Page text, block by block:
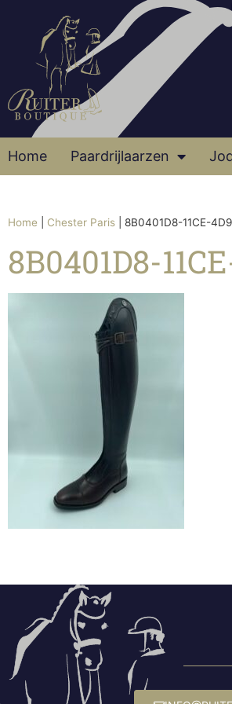
Home Paardrijlaarzen
Home Chester Paris 8B0401D8-11CE-
8B0401D8-